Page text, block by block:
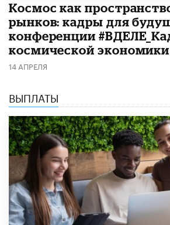
Космос как
рынков: кадры для
конференции
космической экономики
14 АПРЕЛЯ
ВЫПЛАТЫ